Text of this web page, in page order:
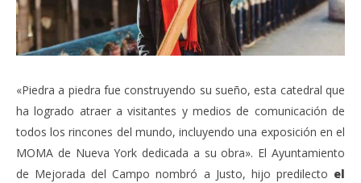
«Piedra a piedra fue construyendo su sueño, esta catedral que
ha logrado atraer a visitantes y medios de comunicación de
todos los rincones del mundo, incluyendo una exposición en el
MOMA de Nueva York dedicada a su obra». El Ayuntamiento
de Mejorada del Campo nombró a Justo, hijo predilecto el